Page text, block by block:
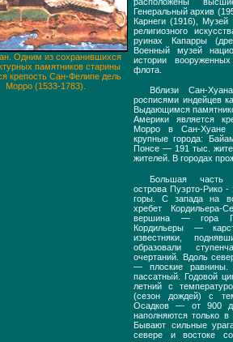
Одним из сохранившихся
памятников старины
крепость Сан-Фелипе дель
Морро (1533-1783).
Генеральный архив
Карнеги (1916),
религиозного
руинах Капарры
Военный музей
истории
флота.
Вблизи Сан-
росписями индейцев
Выдающимся
Америки является
Морро в Сан-
крупные города:
Понсе — 191 тыс.
жителей. В городах
Большая часть
острова Пуэрто-Рико -
горы. С запада на
хребет Кордильера-
вершина — гора
Кордильеры —
известняки,
образовали
очертаний. Вдоль
— плоские равнины.
пассатный. Годовой
летний с
(сезон дождей) с
Осадков — от 900
наполняются только
Бывают сильные
севере и востоке